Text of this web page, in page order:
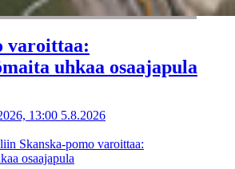
varoittaa:
uhkaa osaajapula
13:00 5.8.2026
Skanska-pomo varoittaa:
osaajapula